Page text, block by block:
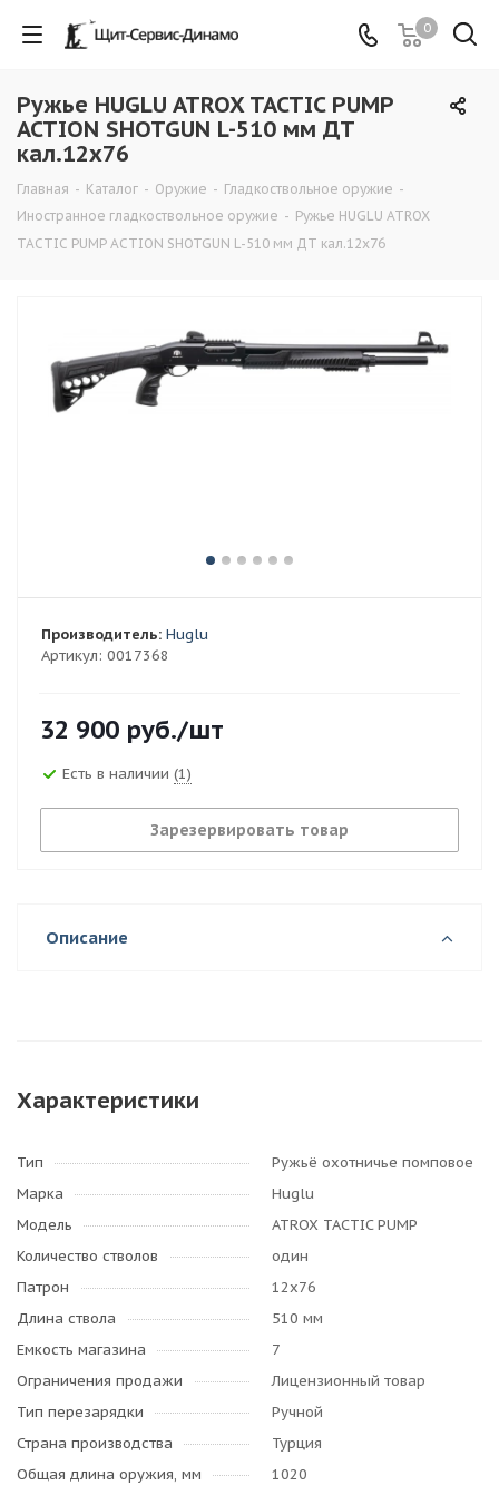
0
Ружье HUGLU ATROX TACTIC PUMP
ACTION SHOTGUN L-510 мм ДТ
кал.12х76
Главная - Каталог - Оружие - Гладкоствольное оружие -
Иностранное гладкоствольное оружие - Ружье HUGLU ATROX
TACTIC PUMP ACTION SHOTGUN L-510 мм ДТ кал.12х76
Артикул: 0017368
Производитель: Huglu
32 900 руб./шт
Есть в наличии (1)
Зарезервировать товар
Описание
Характеристики
Тип
Ружьё охотничье помповое
Марка
Huglu
Модель
ATROX TACTIC PUMP
Количество стволов
один
Патрон
12х76
Длина ствола
510 мм
Емкость магазина
7
Ограничения продажи
Лицензионный товар
Тип перезарядки
Ручной
Страна производства
Турция
Общая длина оружия, мм
1020